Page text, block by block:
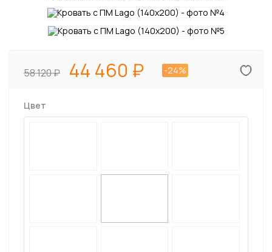
58 120 44 460 -24%
Цвет